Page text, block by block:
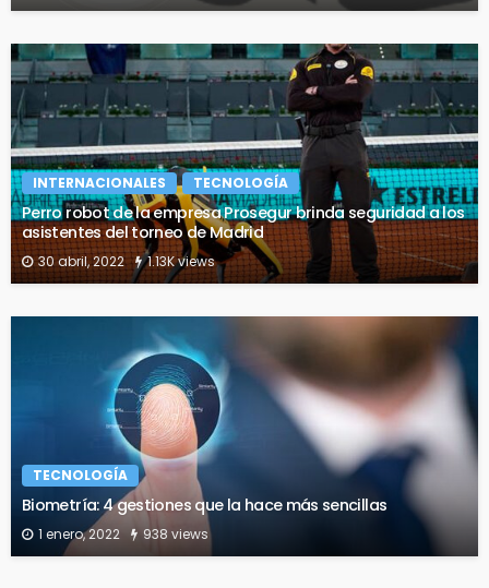
INTERNACIONALES TECNOLOGÍA
Perro robot de la empresa Prosegur brinda seguridad a los
asistentes del torneo de Madrid
30 abril, 2022 1.13K views
TECNOLOGÍA
Biometría: 4 gestiones que la hace más sencillas
1 enero, 2022 938 views